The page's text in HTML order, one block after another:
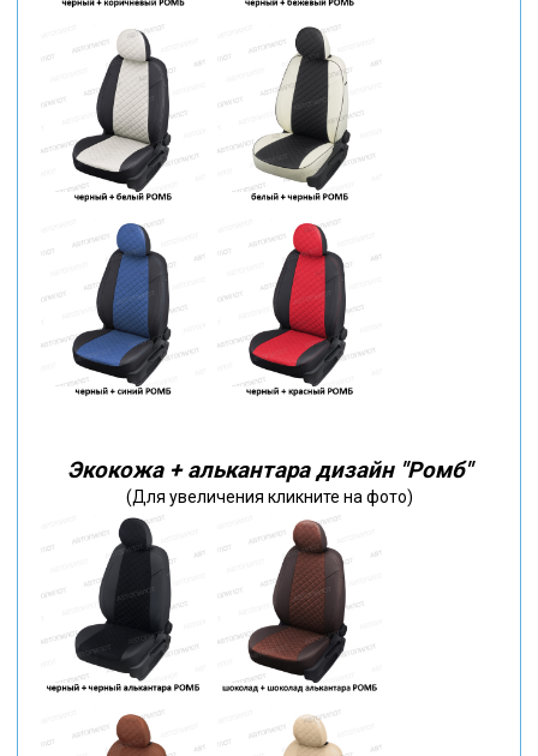
Экокожа + алькантара дизайн "Ромб"
(Для увеличения кликните на фото)